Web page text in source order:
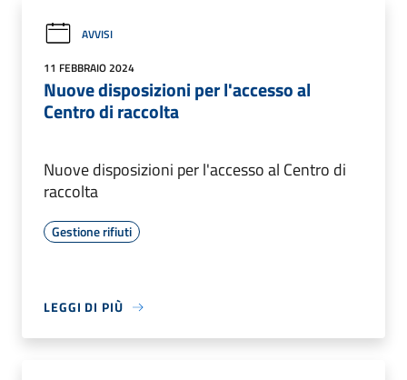
AVVISI
11 FEBBRAIO 2024
Nuove disposizioni per l'accesso al
Centro di raccolta
Nuove disposizioni per l'accesso al Centro di
raccolta
Gestione rifiuti
LEGGI DI PIÙ